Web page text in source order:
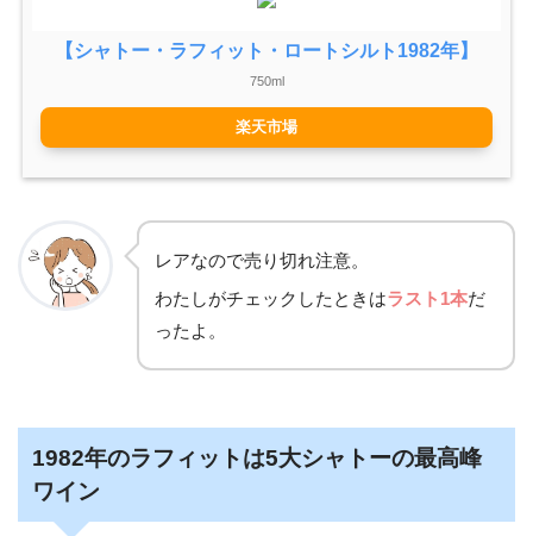
【シャトー・ラフィット・ロートシルト1982年】
750ml
楽天市場
レアなので売り切れ注意。
わたしがチェックしたときはラスト1本だ
ったよ。
1982年のラフィットは5大シャトーの最高峰
ワイン